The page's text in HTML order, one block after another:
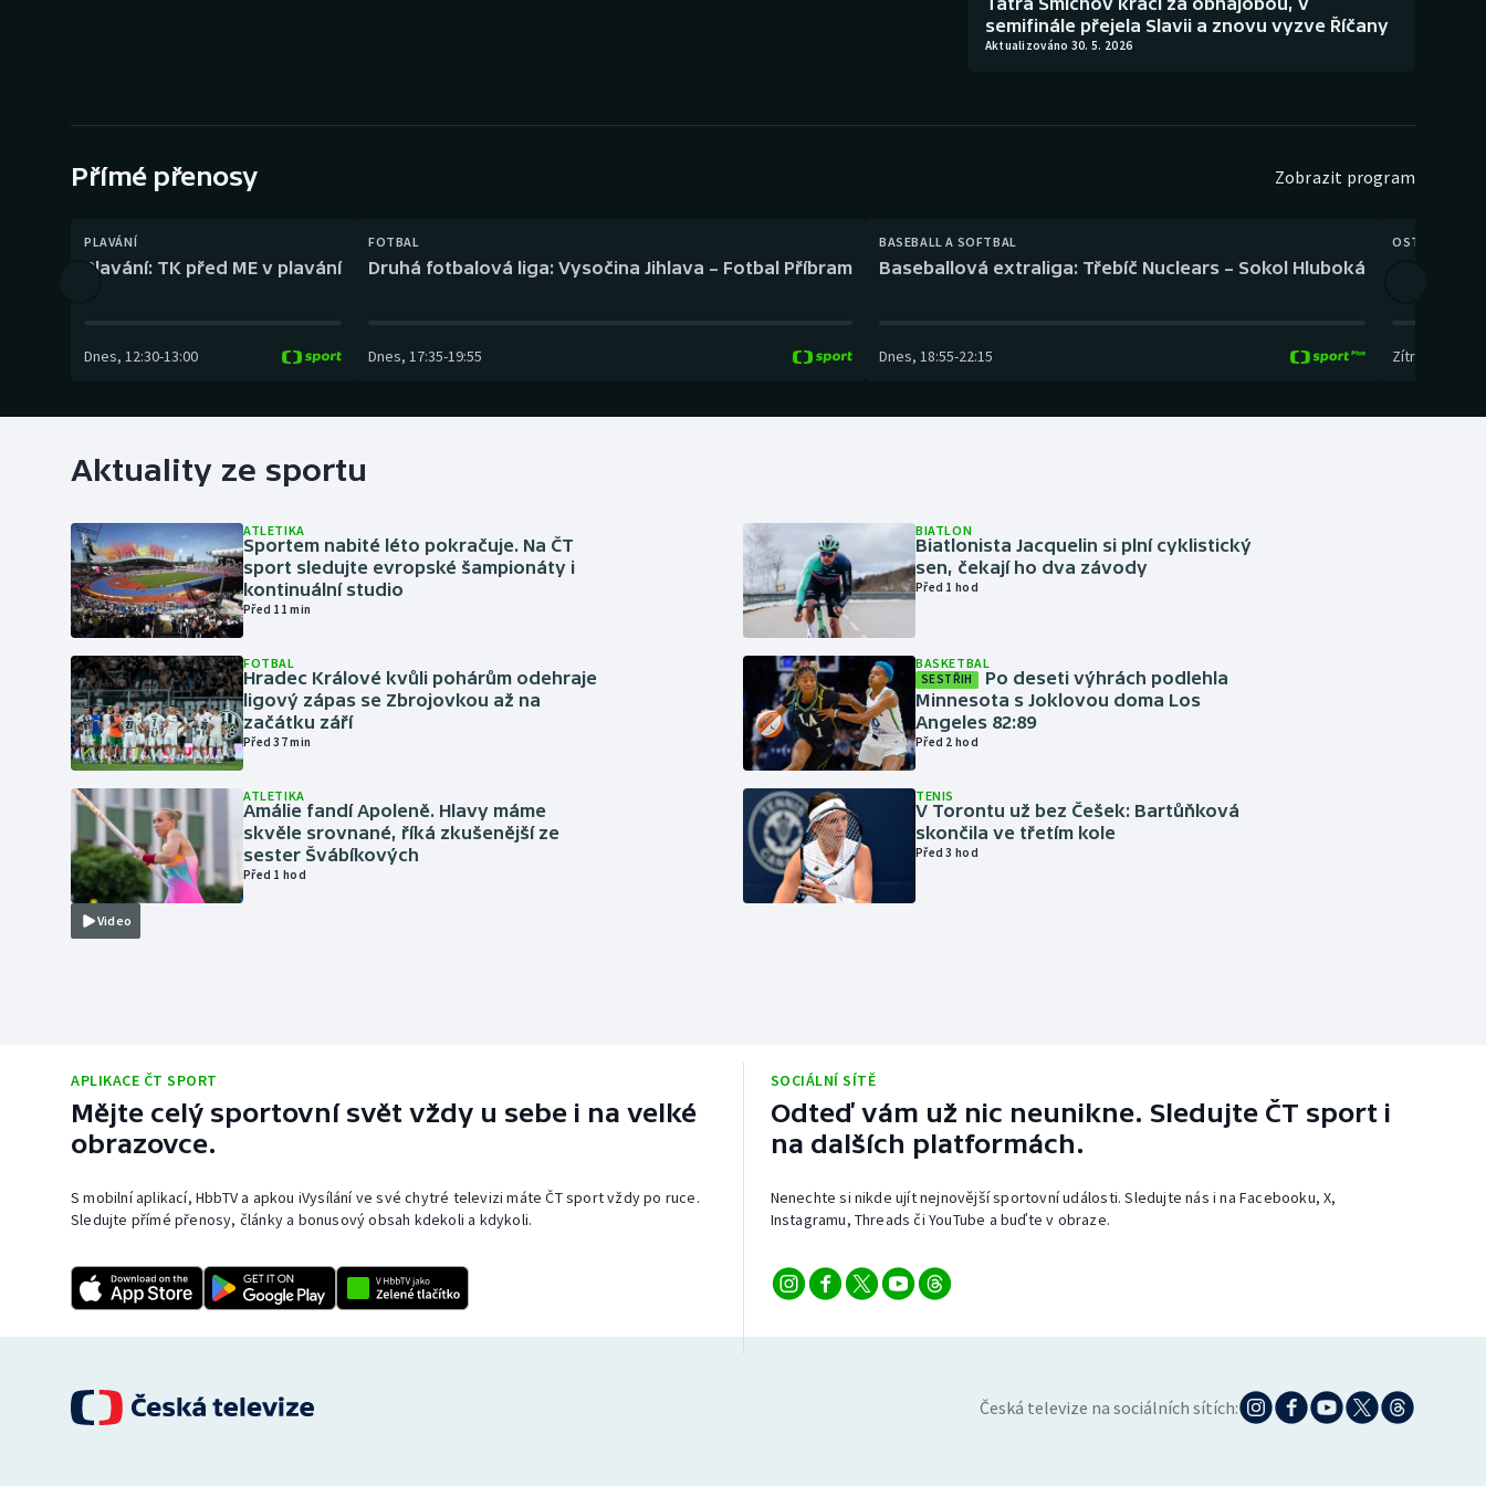
Gymnastika Plážový volejbal
semifinále přejela Slavii a znovu vyzve Říčany
Aktualizováno 30. 5. 2026
Přímé přenosy Zobrazit program
PLAVÁNÍ
Plavání: TK před ME v plavání
Dnes, 12:30-13:00
FOTBAL
Druhá fotbalová liga: Vysočina Jihlava – Fotbal Příbram
Dnes, 17:35-19:55
BASEBALL A SOFTBAL
Baseballová extraliga: Třebíč Nuclears – Sokol Hluboká
Dnes, 18:55-22:15
OSTATNÍ
Zítra
Aktuality ze sportu
ATLETIKA
Sportem nabité léto pokračuje. Na ČT
sport sledujte evropské šampionáty i
kontinuální studio
Před 11 min
FOTBAL
Hradec Králové kvůli pohárům odehraje
ligový zápas se Zbrojovkou až na
začátku září
Před 37 min
Video
ATLETIKA
Amálie fandí Apoleně. Hlavy máme
skvěle srovnané, říká zkušenější ze
sester Švábíkových
Před 1 hod
BIATLON
Biatlonista Jacquelin si plní cyklistický
sen, čekají ho dva závody
Před 1 hod
BASKETBAL
SESTŘIH
Po deseti výhrách podlehla
Minnesota s Joklovou doma Los
Angeles 82:89
Před 2 hod
TENIS
V Torontu už bez Češek: Bartůňková
skončila ve třetím kole
Před 3 hod
APLIKACE ČT SPORT
Mějte celý sportovní svět vždy u sebe i na velké
obrazovce.
S mobilní aplikací, HbbTV a apkou iVysílání ve své chytré televizi máte ČT sport vždy po ruce.
Sledujte přímé přenosy, články a bonusový obsah kdekoli a kdykoli.
SOCIÁLNÍ SÍTĚ
Odteď vám už nic neunikne. Sledujte ČT sport i
na dalších platformách.
Nenechte si nikde ujít nejnovější sportovní události. Sledujte nás i na Facebooku, X,
Instagramu, Threads či YouTube a buďte v obraze.
Česká televize na sociálních sítích: